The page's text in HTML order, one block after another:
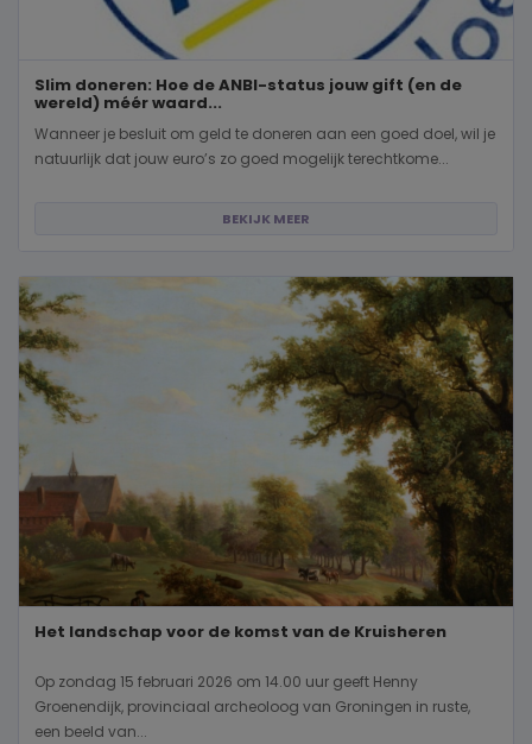
Slim doneren: Hoe de ANBI-status jouw gift (en de
wereld) méér waard...
Wanneer je besluit om geld te doneren aan een goed doel, wil je
natuurlijk dat jouw euro’s zo goed mogelijk terechtkome...
BEKIJK MEER
Het landschap voor de komst van de Kruisheren
Op zondag 15 februari 2026 om 14.00 uur geeft Henny
Groenendijk, provinciaal archeoloog van Groningen in ruste,
een beeld van...